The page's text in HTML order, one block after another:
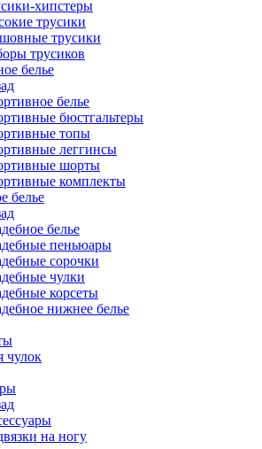
хипстеры
трусики
трусики
трусиков
белье
белье
бюстгальтеры
топы
леггинсы
шорты
комплекты
белье
белье
пеньюары
сорочки
чулки
корсеты
нижнее белье
чулок
на ногу